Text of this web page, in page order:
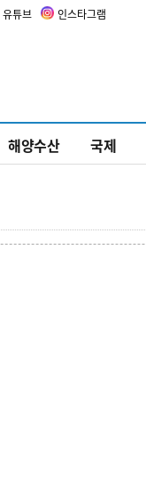
유튜브 인스타그램
해양수산 국제